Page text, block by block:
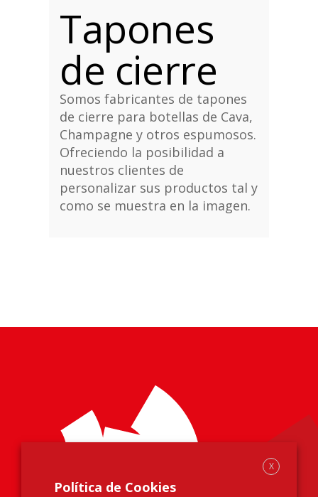
Tapones
de cierre
Somos fabricantes de tapones
de cierre para botellas de Cava,
Champagne y otros espumosos.
Ofreciendo la posibilidad a
nuestros clientes de
personalizar sus productos tal y
como se muestra en la imagen.
X
Política de Cookies